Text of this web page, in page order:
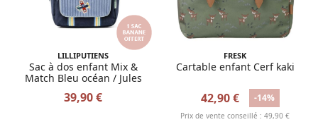
LILLIPUTIENS
Sac à dos enfant Mix &
Match Bleu océan / Jules
39,90 €
FRESK
Cartable enfant Cerf kaki
42,90 € -14%
Prix de vente conseillé : 49,90 €